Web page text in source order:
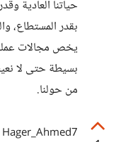
حياتنا العادية
بقدر المستطاع،
يخص مجالات
بسيطة حتى لا
من حولنا.
Hager_Ahmed7